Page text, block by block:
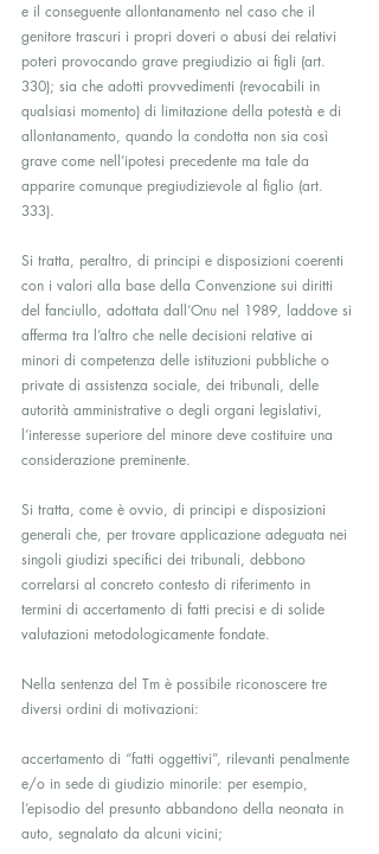
e il conseguente allontanamento nel caso che il
genitore trascuri i propri doveri o abusi dei relativi
poteri provocando grave pregiudizio ai figli (art.
330); sia che adotti provvedimenti (revocabili in
qualsiasi momento) di limitazione della potestà e di
allontanamento, quando la condotta non sia così
grave come nell’ipotesi precedente ma tale da
apparire comunque pregiudizievole al figlio (art.
333).
Si tratta, peraltro, di principi e disposizioni coerenti
con i valori alla base della Convenzione sui diritti
del fanciullo, adottata dall’Onu nel 1989, laddove si
afferma tra l’altro che nelle decisioni relative ai
minori di competenza delle istituzioni pubbliche o
private di assistenza sociale, dei tribunali, delle
autorità amministrative o degli organi legislativi,
l’interesse superiore del minore deve costituire una
considerazione preminente.
Si tratta, come è ovvio, di principi e disposizioni
generali che, per trovare applicazione adeguata nei
singoli giudizi specifici dei tribunali, debbono
correlarsi al concreto contesto di riferimento in
termini di accertamento di fatti precisi e di solide
valutazioni metodologicamente fondate.
Nella sentenza del Tm è possibile riconoscere tre
diversi ordini di motivazioni:
accertamento di “fatti oggettivi”, rilevanti penalmente
e/o in sede di giudizio minorile: per esempio,
l’episodio del presunto abbandono della neonata in
auto, segnalato da alcuni vicini;